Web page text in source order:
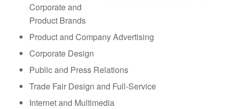
Corporate and
Product Brands
Product and Company Advertising
Corporate Design
Public and Press Relations
Trade Fair Design and Full-Service
Internet and Multimedia